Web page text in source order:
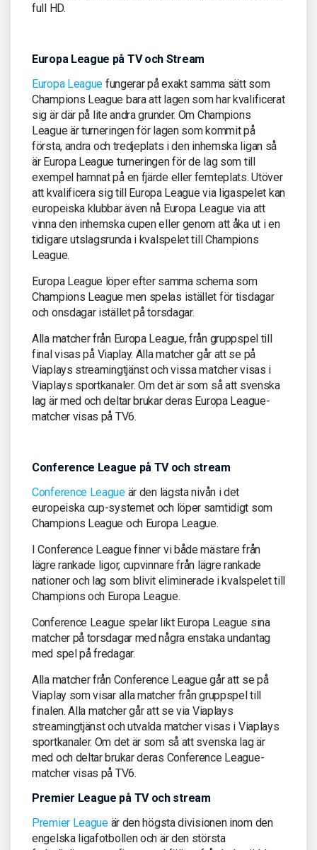
full HD.
Europa League på TV och Stream
Europa League fungerar på exakt samma sätt som
Champions League bara att lagen som har kvalificerat
sig är där på lite andra grunder. Om Champions
League är turneringen för lagen som kommit på
första, andra och tredjeplats i den inhemska ligan så
är Europa League turneringen för de lag som till
exempel hamnat på en fjärde eller femteplats. Utöver
att kvalificera sig till Europa League via ligaspelet kan
europeiska klubbar även nå Europa League via att
vinna den inhemska cupen eller genom att åka ut i en
tidigare utslagsrunda i kvalspelet till Champions
League.
Europa League löper efter samma schema som
Champions League men spelas istället för tisdagar
och onsdagar istället på torsdagar.
Alla matcher från Europa League, från gruppspel till
final visas på Viaplay. Alla matcher går att se på
Viaplays streamingtjänst och vissa matcher visas i
Viaplays sportkanaler. Om det är som så att svenska
lag är med och deltar brukar deras Europa League-
matcher visas på TV6.
Conference League på TV och stream
Conference Leagueär den lägsta nivån i det
europeiska cup-systemet och löper samtidigt som
Champions League och Europa League.
I Conference League finner vi både mästare från
lägre rankade ligor, cupvinnare från lägre rankade
nationer och lag som blivit eliminerade i kvalspelet till
Champions och Europa League.
Conference League spelar likt Europa League sina
matcher på torsdagar med några enstaka undantag
med spel på fredagar.
Alla matcher från Conference League går att se på
Viaplay som visar alla matcher från gruppspel till
finalen. Alla matcher går att se via Viaplays
streamingtjänst och utvalda matcher visas i Viaplays
sportkanaler. Om det är som så att svenska lag är
med och deltar brukar deras Conference League-
matcher visas på TV6.
Premier League på TV och stream
Premier Leagueär den högsta divisionen inom den
engelska ligafotbollen och är den största